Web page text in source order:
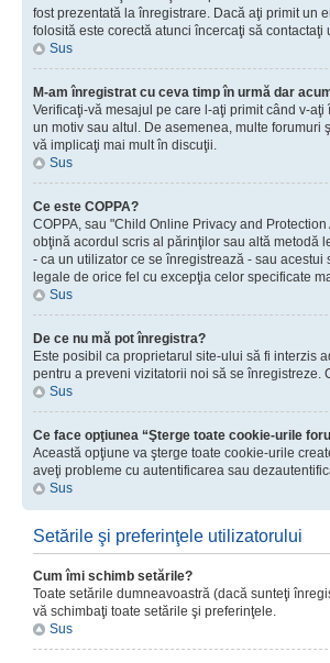
fost prezentată la înregistrare. Dacă aţi primit un
folosită este corectă atunci încercaţi să contactaţi
Sus
M-am înregistrat cu ceva timp în urmă dar
Verificaţi-vă mesajul pe care l-aţi primit când v-
un motiv sau altul. De asemenea, multe
vă implicaţi mai mult în discuţii.
Sus
Ce este COPPA?
COPPA, sau "Child Online Privacy and
obţină acordul scris al părinţilor sau altă metodă
- ca un utilizator ce se înregistrează - sau
legale de orice fel cu excepţia celor specificate
Sus
De ce nu mă pot înregistra?
Este posibil ca proprietarul site-ului să fi interzis
pentru a preveni vizitatorii noi să se înregistreze.
Sus
Ce face opţiunea “Şterge toate cookie-urile
Această opţiune va şterge toate cookie-urile
aveţi probleme cu autentificarea sau
Sus
Setările şi preferinţele utilizatorului
Cum îmi schimb setările?
Toate setările dumneavoastră (dacă sunteţi
vă schimbaţi toate setările şi preferinţele.
Sus